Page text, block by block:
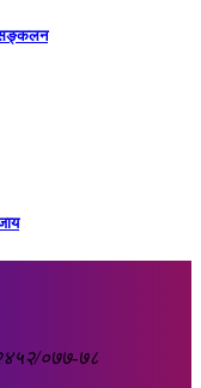
सङ्कलन
०७७-७८